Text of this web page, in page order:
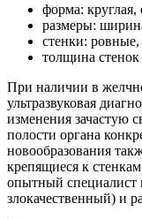
форма: круглая,
размеры:
стенки:
толщина
При наличии в
ультразвуковая
изменения зачастую
полости органа
новообразования
крепящиеся к
опытный специалист
злокачественный) и